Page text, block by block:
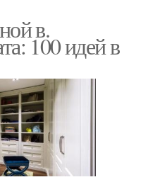
в.
100 идей в